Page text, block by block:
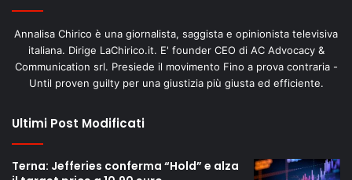
Annalisa Chirico è una giornalista, saggista e opinionista televisiva
italiana. Dirige LaChirico.it. E' founder CEO di AC Advocacy &
Communication srl. Presiede il movimento Fino a prova contraria -
Until proven guilty per una giustizia più giusta ed efficiente.
Ultimi Post Modificati
Terna: Jefferies conferma “Hold” e alza